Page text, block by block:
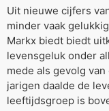
Uit nieuwe cijfers
minder vaak
Markx biedt biedt
levensgeluk onder
mede als gevolg
jarigen daalde de
leeftijdsgroep is